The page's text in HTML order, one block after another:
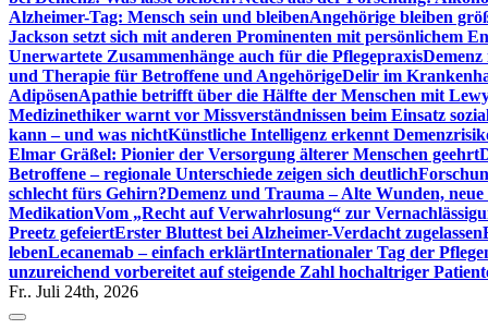
Alzheimer-Tag: Mensch sein und bleibenAngehörige bleiben
Jackson setzt sich mit anderen Prominenten mit persönlichem
Unerwartete Zusammenhänge auch für die Pflegepraxis
und Therapie für Betroffene und AngehörigeDelir im
AdipösenApathie betrifft über die Hälfte der Menschen mit
Medizinethiker warnt vor Missverständnissen beim Einsatz
kann – und was nichtKünstliche Intelligenz erkennt
Elmar Gräßel: Pionier der Versorgung älterer Menschen geehrt
Betroffene – regionale Unterschiede zeigen sich deutlich
schlecht fürs Gehirn?Demenz und Trauma – Alte Wunden,
MedikationVom „Recht auf Verwahrlosung“ zur
Preetz gefeiertErster Bluttest bei Alzheimer-Verdacht zugelassen
lebenLecanemab – einfach erklärtInternationaler Tag der
unzureichend vorbereitet auf steigende Zahl hochaltriger
Fr.. Juli 24th, 2026